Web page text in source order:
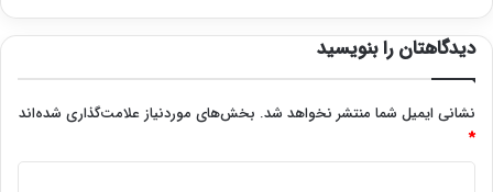
دیدگاهتان را بنویسید
نشانی ایمیل شما منتشر نخواهد شد. بخش‌های موردنیاز علامت‌گذاری شده‌اند
*